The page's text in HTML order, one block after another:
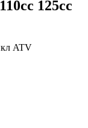
125cc
ATV